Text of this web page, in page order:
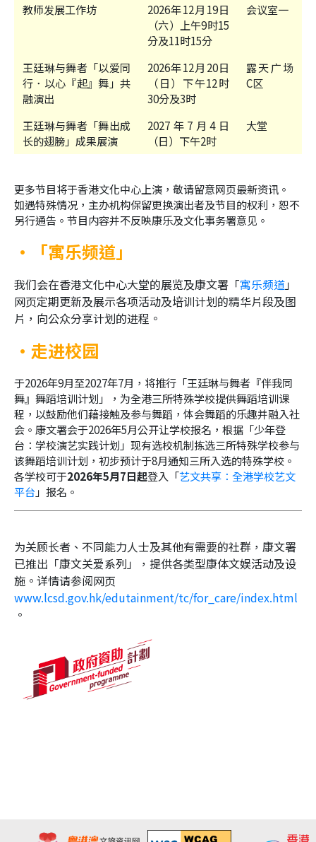
教师发展工作坊
2026年12月19日
（六）上午9时15
分及11时15分
会议室一
王廷琳与舞者「以爱同
行．以心『起』舞」共
融演出
2026年12月20日
（日）下午12时
30分及3时
露天广场
C区
王廷琳与舞者「舞出成
长的翅膀」成果展演
2027年7月4日
（日）下午2时
大堂
更多节目将于香港文化中心上演，敬请留意网页最新资讯 。
如遇特殊情况，主办机构保留更换演出者及节目的权利，恕不
另行通告。节目内容并不反映康乐及文化事务署意见。
•「寓乐频道」
我们会在香港文化中心大堂的展览及康文署「寓乐频道」
网页定期更新及展示各项活动及培训计划的精华片段及图
片，向公众分享计划的进程 。
•走进校园
于2026年9月至2027年7月，将推行「王廷琳与舞者『伴我同
舞』舞蹈培训计划」，为全港三所特殊学校提供舞蹈培训课
程，以鼓励他们藉接触及参与舞蹈，体会舞蹈的乐趣并融入社
会。康文署会于2026年5月公开让学校报名，根据「少年登
台：学校演艺实践计划」现有选校机制拣选三所特殊学校参与
该舞蹈培训计划，初步预计于8月通知三所入选的特殊学校。
各学校可于2026年5月7日起登入「艺文共享：全港学校艺文
平台 」报名。
为关顾长者、不同能力人士及其他有需要的社群，康文署
已推出「康文关爱系列」，提供各类型康体文娱活动及设
施。详情请参阅网页
www.lcsd.gov.hk/edutainment/tc/for_care/index.html
。